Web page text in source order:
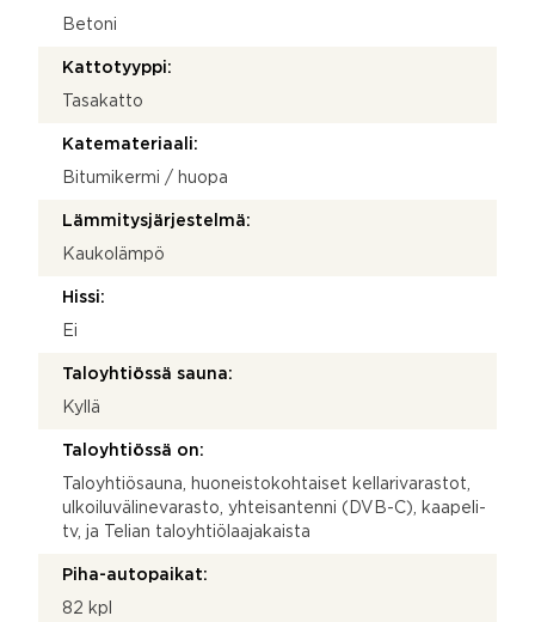
Betoni
Kattotyyppi:
Tasakatto
Katemateriaali:
Bitumikermi / huopa
Lämmitysjärjestelmä:
Kaukolämpö
Hissi:
Ei
Taloyhtiössä sauna:
Kyllä
Taloyhtiössä on:
Taloyhtiösauna, huoneistokohtaiset kellarivarastot,
ulkoiluvälinevarasto, yhteisantenni (DVB-C), kaapeli-
tv, ja Telian taloyhtiölaajakaista
Piha-autopaikat:
82 kpl